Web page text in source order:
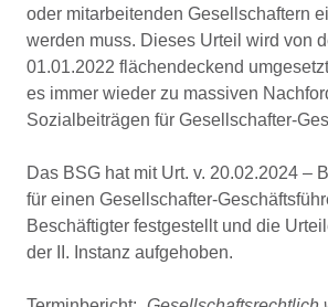
oder mitarbeitenden Gesellschaftern
werden muss. Dieses Urteil wird von
01.01.2022 flächendeckend
es immer wieder zu massiven
Sozialbeiträgen für Gesellschafter-
Das BSG hat mit Urt. v. 20.02.2024 –
für einen Gesellschafter-
Beschäftigter festgestellt und die
der II. Instanz aufgehoben.